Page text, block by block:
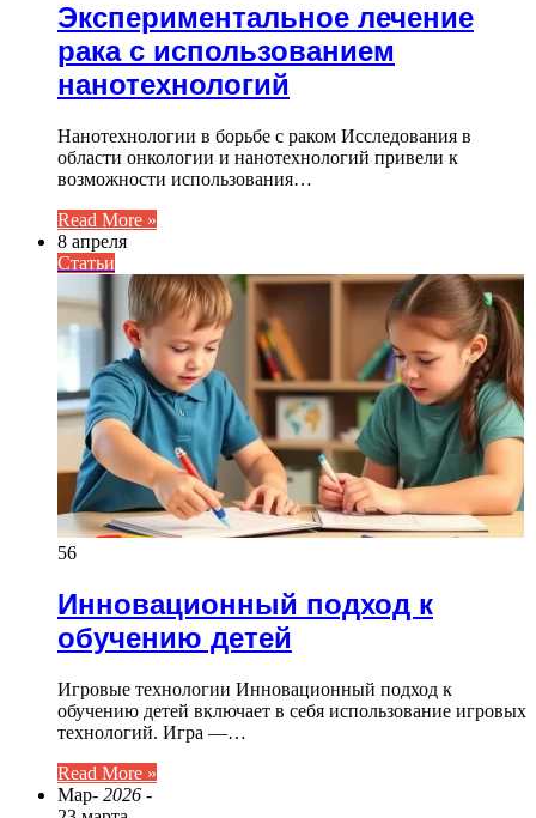
Экспериментальное лечение
рака с использованием
нанотехнологий
Нанотехнологии в борьбе с раком Исследования в
области онкологии и нанотехнологий привели к
возможности использования…
Read More »
8 апреля
Статьи
56
Инновационный подход к
обучению детей
Игровые технологии Инновационный подход к
обучению детей включает в себя использование игровых
технологий. Игра —…
Read More »
Мар- 2026 -